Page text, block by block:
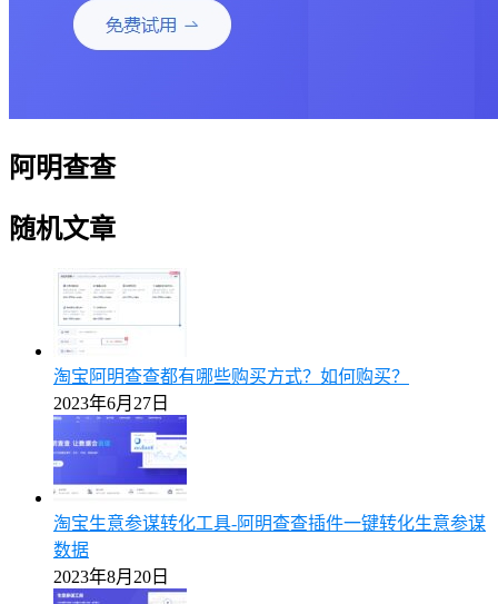
阿明查查
随机文章
淘宝阿明查查都有哪些购买方式？如何购买？
2023年6月27日
淘宝生意参谋转化工具-阿明查查插件一键转化生意参谋
数据
2023年8月20日